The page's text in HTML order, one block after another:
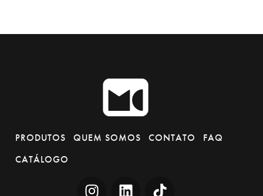
PRODUTOS QUEM SOMOS CONTATO
FAQ
CATÁLOGO